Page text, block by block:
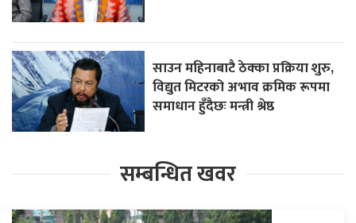
साउन महिनाबाटै ठेक्का प्रक्रिया शुरु,
विद्युत मिटरको अभाव क्रमिक रूपमा
समाधान हुँदैछः मन्त्री श्रेष्ठ
सम्बन्धित खवर